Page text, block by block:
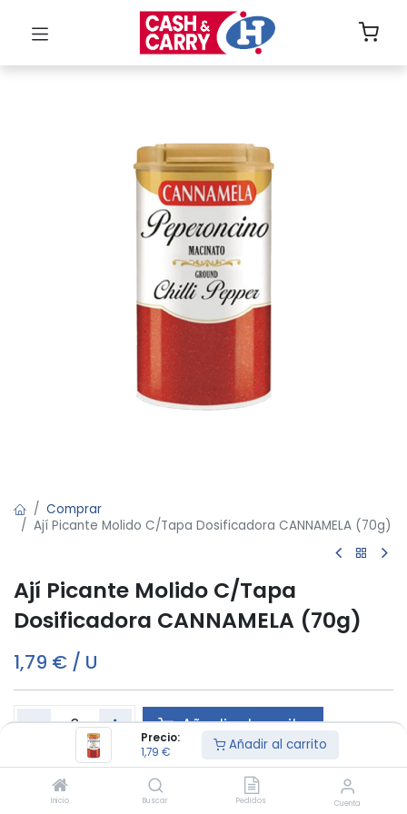
Precio:
1,79 € Añadir al carrito
Inicio Buscar Pedidos Cuenta
Comprar
Ají Picante Molido C/Tapa Dosificadora CANNAMELA (70g)
Ají Picante Molido C/Tapa
Dosificadora CANNAMELA (70g)
1,79 € / U
Añadir al carrito
Este producto es vendido en cajas de 6